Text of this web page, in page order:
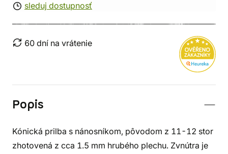
sleduj dostupnosť
60 dní na vrátenie
Popis
Kónická prilba s nánosníkom, pôvodom z 11-12 stor
zhotovená z cca 1.5 mm hrubého plechu. Zvnútra je